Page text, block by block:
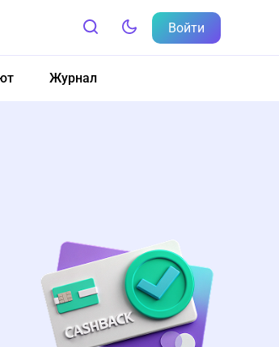
Войти
Журнал